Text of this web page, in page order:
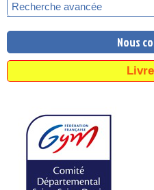
Recherche avancée
Nous